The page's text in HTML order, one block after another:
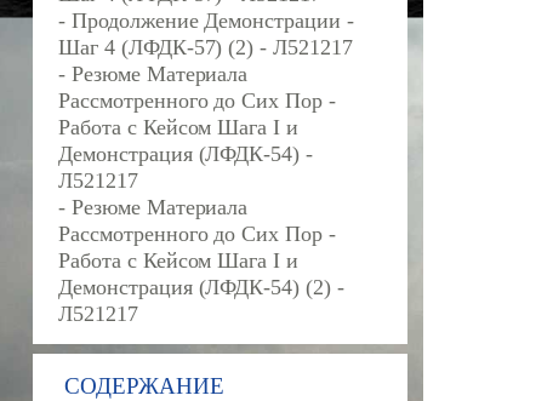
- Продолжение Демонстрации -
Шаг 4 (ЛФДК-57) (2) - Л521217
- Резюме Материала
Рассмотренного до Сих Пор -
Работа с Кейсом Шага I и
Демонстрация (ЛФДК-54) -
Л521217
- Резюме Материала
Рассмотренного до Сих Пор -
Работа с Кейсом Шага I и
Демонстрация (ЛФДК-54) (2) -
Л521217
СОДЕРЖАНИЕ